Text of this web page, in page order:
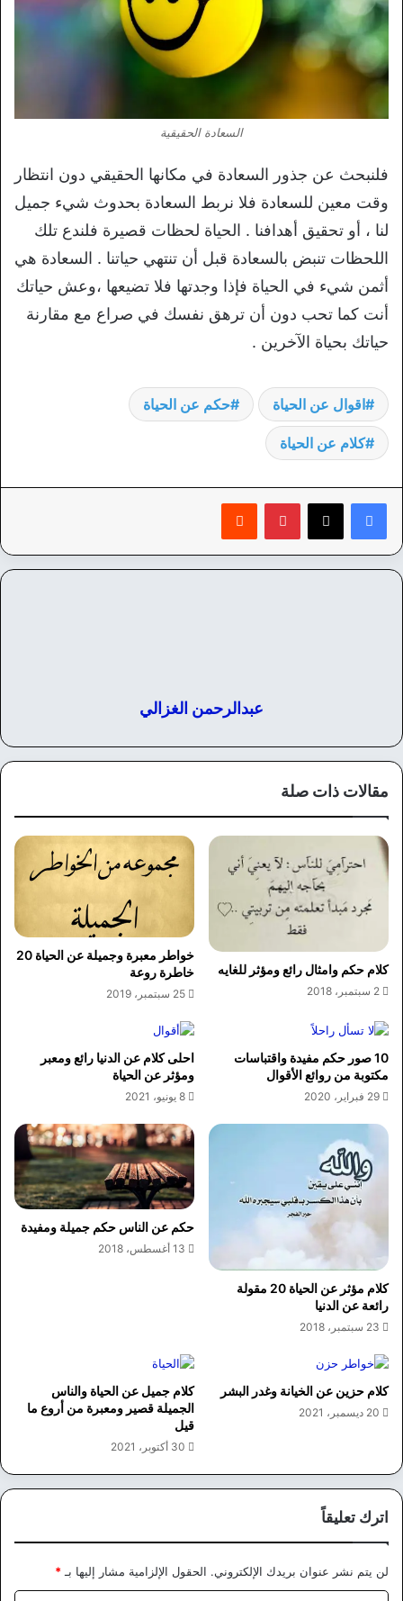
السعادة الحقيقية
فلنبحث عن جذور السعادة في مكانها الحقيقي دون انتظار
وقت معين للسعادة فلا نربط السعادة بحدوث شيء جميل
لنا ، أو تحقيق أهدافنا . الحياة لحظات قصيرة فلندع تلك
اللحظات تنبض بالسعادة قبل أن تنتهي حياتنا . السعادة هي
أثمن شيء في الحياة فإذا وجدتها فلا تضيعها ،وعش حياتك
أنت كما تحب دون أن ترهق نفسك في صراع مع مقارنة
حياتك بحياة الآخرين .
اقوال عن الحياة حكم عن الحياة
كلام عن الحياة
بينتيريست
عبدالرحمن الغزالي
مقالات ذات صلة
كلام حكم وامثال رائع ومؤثر للغايه
2 سبتمبر، 2018
خواطر معبرة وجميلة عن الحياة 20
خاطرة روعة
25 سبتمبر، 2019
10 صور حكم مفيدة واقتباسات
مكتوبة من روائع الأقوال
29 فبراير، 2020
احلى كلام عن الدنيا رائع ومعبر
ومؤثر عن الحياة
8 يونيو، 2021
كلام مؤثر عن الحياة 20 مقولة
رائعة عن الدنيا
23 سبتمبر، 2018
حكم عن الناس حكم جميلة ومفيدة
13 أغسطس، 2018
كلام حزين عن الخيانة وغدر البشر
20 ديسمبر، 2021
كلام جميل عن الحياة والناس
الجميلة قصير ومعبرة من أروع ما
قيل
30 أكتوبر، 2021
اترك تعليقاً
لن يتم نشر عنوان بريدك الإلكتروني. الحقول الإلزامية مشار إليها بـ *